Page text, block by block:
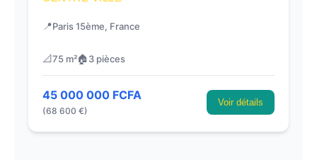
📍Paris 15ème, France
📐75 m²🏠3 pièces
45 000 000 FCFA
(68 600 €)
Voir détails